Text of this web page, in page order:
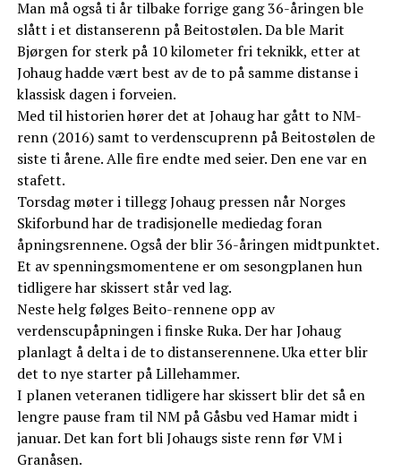
Man må også ti år tilbake forrige gang 36-åringen ble
slått i et distanserenn på Beitostølen. Da ble Marit
Bjørgen for sterk på 10 kilometer fri teknikk, etter at
Johaug hadde vært best av de to på samme distanse i
klassisk dagen i forveien.
Med til historien hører det at Johaug har gått to NM-
renn (2016) samt to verdenscuprenn på Beitostølen de
siste ti årene. Alle fire endte med seier. Den ene var en
stafett.
Torsdag møter i tillegg Johaug pressen når Norges
Skiforbund har de tradisjonelle mediedag foran
åpningsrennene. Også der blir 36-åringen midtpunktet.
Et av spenningsmomentene er om sesongplanen hun
tidligere har skissert står ved lag.
Neste helg følges Beito-rennene opp av
verdenscupåpningen i finske Ruka. Der har Johaug
planlagt å delta i de to distanserennene. Uka etter blir
det to nye starter på Lillehammer.
I planen veteranen tidligere har skissert blir det så en
lengre pause fram til NM på Gåsbu ved Hamar midt i
januar. Det kan fort bli Johaugs siste renn før VM i
Granåsen.